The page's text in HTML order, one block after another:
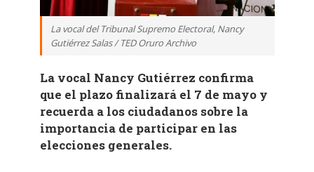
La vocal del Tribunal Supremo Electoral, Nancy
Gutiérrez Salas / TED Oruro Archivo
La vocal Nancy Gutiérrez confirma
que el plazo finalizará el 7 de mayo y
recuerda a los ciudadanos sobre la
importancia de participar en las
elecciones generales.